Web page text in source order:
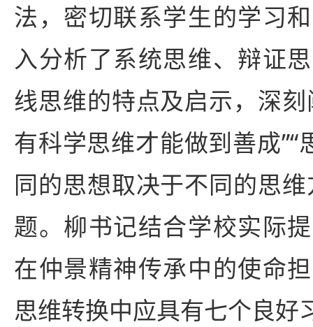
法，密切联系学生的学习
入分析了系统思维、辩证
线思维的特点及启示，深
有科学思维才能做到善成”“
同的思想取决于不同的思
题。柳书记结合学校实际
在仲景精神传承中的使命
思维转换中应具有七个良好